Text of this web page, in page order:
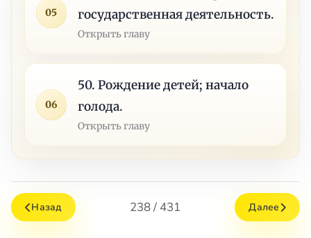
05
государственная деятельность.
Открыть главу
06
50. Рождение детей; начало
голода.
Открыть главу
Назад 238 / 431 Далее